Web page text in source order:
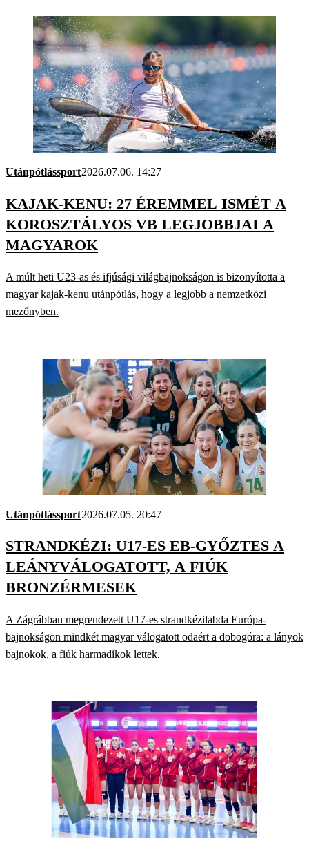
Utánpótlássport2026.07.06. 14:27
KAJAK-KENU: 27 ÉREMMEL ISMÉT A
KOROSZTÁLYOS VB LEGJOBBJAI A
MAGYAROK
A múlt heti U23-as és ifjúsági világbajnokságon is bizonyította a
magyar kajak-kenu utánpótlás, hogy a legjobb a nemzetközi
mezőnyben.
Utánpótlássport2026.07.05. 20:47
STRANDKÉZI: U17-ES EB-GYŐZTES A
LEÁNYVÁLOGATOTT, A FIÚK
BRONZÉRMESEK
A Zágrábban megrendezett U17-es strandkézilabda Európa-
bajnokságon mindkét magyar válogatott odaért a dobogóra: a lányok
bajnokok, a fiúk harmadikok lettek.